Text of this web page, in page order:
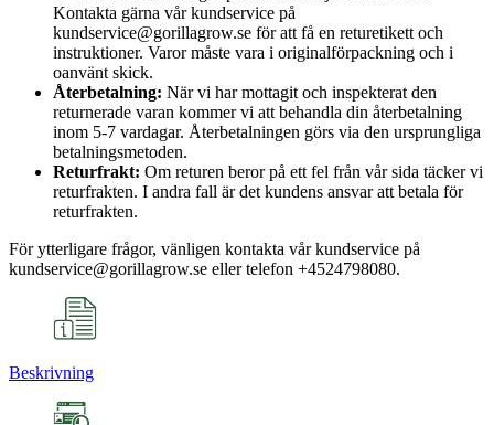
Kontakta gärna vår kundservice på
kundservice@gorillagrow.se för att få en returetikett och
instruktioner. Varor måste vara i originalförpackning och i
oanvänt skick.
Återbetalning: När vi har mottagit och inspekterat den
returnerade varan kommer vi att behandla din återbetalning
inom 5-7 vardagar. Återbetalningen görs via den ursprungliga
betalningsmetoden.
Returfrakt: Om returen beror på ett fel från vår sida täcker vi
returfrakten. I andra fall är det kundens ansvar att betala för
returfrakten.
För ytterligare frågor, vänligen kontakta vår kundservice på
kundservice@gorillagrow.se eller telefon +4524798080.
Beskrivning